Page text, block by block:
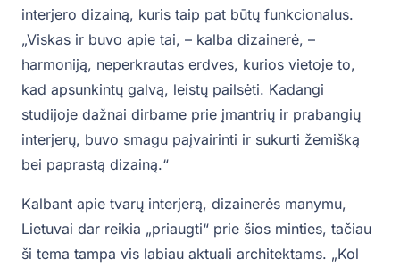
interjero dizainą, kuris taip pat būtų funkcionalus.
„Viskas ir buvo apie tai, – kalba dizainerė, –
harmoniją, neperkrautas erdves, kurios vietoje to,
kad apsunkintų galvą, leistų pailsėti. Kadangi
studijoje dažnai dirbame prie įmantrių ir prabangių
interjerų, buvo smagu paįvairinti ir sukurti žemišką
bei paprastą dizainą.“
Kalbant apie tvarų interjerą, dizainerės manymu,
Lietuvai dar reikia „priaugti“ prie šios minties, tačiau
ši tema tampa vis labiau aktuali architektams. „Kol